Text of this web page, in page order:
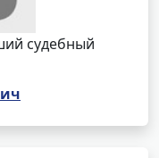
судебный